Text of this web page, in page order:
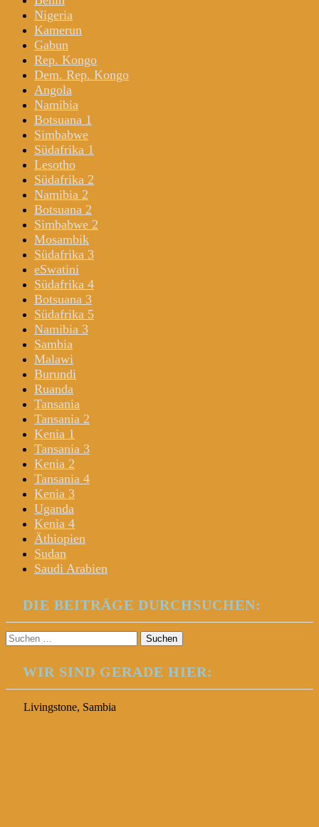
Nigeria
Kamerun
Gabun
Rep. Kongo
Dem. Rep. Kongo
Angola
Namibia
Botsuana 1
Simbabwe
Südafrika 1
Lesotho
Südafrika 2
Namibia 2
Botsuana 2
Simbabwe 2
Mosambik
Südafrika 3
eSwatini
Südafrika 4
Botsuana 3
Südafrika 5
Namibia 3
Sambia
Malawi
Burundi
Ruanda
Tansania
Tansania 2
Kenia 1
Tansania 3
Kenia 2
Tansania 4
Kenia 3
Uganda
Kenia 4
Äthiopien
Sudan
Saudi Arabien
DIE BEITRÄGE DURCHSUCHEN:
Suchen
nach:
WIR SIND GERADE HIER:
Livingstone, Sambia